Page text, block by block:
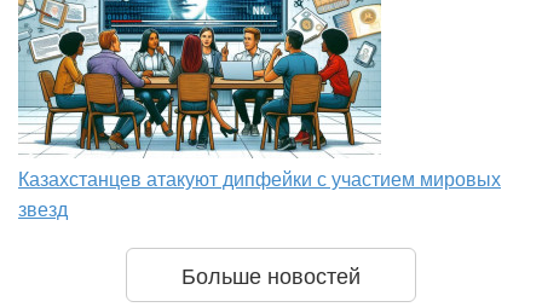
Казахстанцев атакуют дипфейки с участием мировых
звезд
Больше новостей